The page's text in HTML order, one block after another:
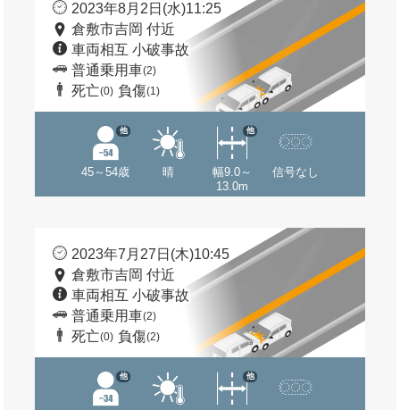
2023年8月2日(水)11:25
倉敷市吉岡 付近
車両相互 小破事故
普通乗用車(2)
死亡(0) 負傷(1)
45～54歳
他
晴
幅9.0～
13.0m
他
信号なし
2023年7月27日(木)10:45
倉敷市吉岡 付近
車両相互 小破事故
普通乗用車(2)
死亡(0) 負傷(2)
他 他